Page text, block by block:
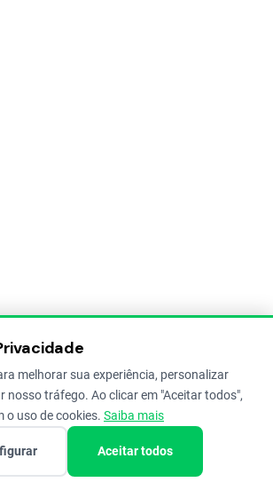
melhorar sua experiência, personalizar
nosso tráfego. Ao clicar em "Aceitar todos",
o uso de cookies. Saiba mais
Aceitar todos